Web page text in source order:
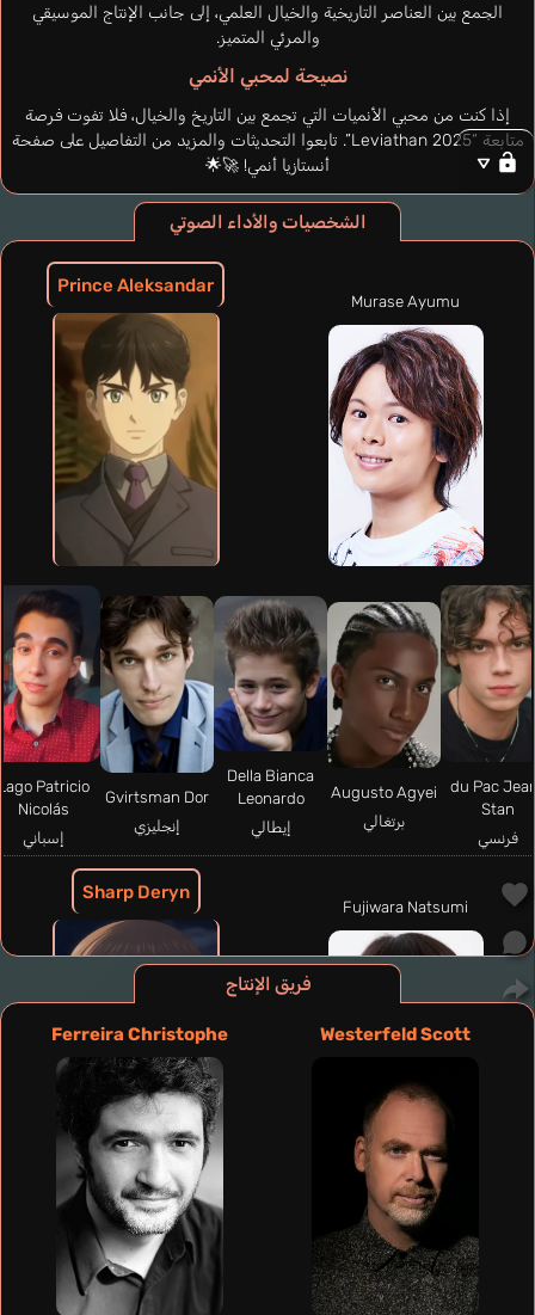
الجمع بين العناصر التاريخية والخيال العلمي، إلى جانب الإنتاج الموسيقي
والمرئي المتميز.
نصيحة لمحبي الأنمي
إذا كنت من محبي الأنميات التي تجمع بين التاريخ والخيال، فلا تفوت فرصة
متابعة “Leviathan 2025”. تابعوا التحديثات والمزيد من التفاصيل على صفحة
أنستازيا أنمي! 🚀🌟
فريق الإنتاج
Westerfeld Scott
Ferreira Christophe
الشخصيات والأداء الصوتي
Prince Aleksandar
Murase Ayumu
du Pac
Stan
فرنسي
Augusto Agyei
برتغالي
Della Bianca
Leonardo
إيطالي
Gvirtsman Dor
إنجليزي
Patricio
Nicolás
إسباني
Sharp Deryn
Fujiwara Natsumi